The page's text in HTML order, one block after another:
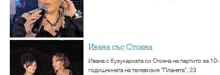
Ивана със Стояна
Ивана с бузукарката си Стояна на партито за 10-
годишнината на телевизия "Планета", 23